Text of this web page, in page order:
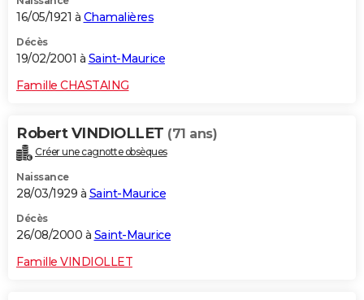
16/05/1921 à Chamalières
Décès
19/02/2001 à Saint-Maurice
Famille CHASTAING
Robert VINDIOLLET (71 ans)
Créer une cagnotte obsèques
Naissance
28/03/1929 à Saint-Maurice
Décès
26/08/2000 à Saint-Maurice
Famille VINDIOLLET